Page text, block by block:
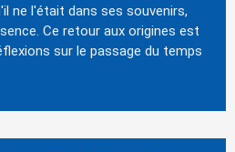
ne l'était dans ses souvenirs,
Ce retour aux origines est
sur le passage du temps